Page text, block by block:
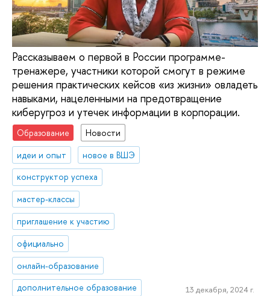
Рассказываем о первой в России программе-
тренажере, участники которой смогут в режиме
решения практических кейсов «из жизни» овладеть
навыками, нацеленными на предотвращение
киберугроз и утечек информации в корпорации.
Образование
Новости
идеи и опыт
новое в ВШЭ
конструктор успеха
мастер-классы
приглашение к участию
официально
онлайн-образование
дополнительное образование
13 декабря, 2024 г.